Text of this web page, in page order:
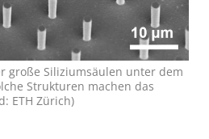
große Siliziumsäulen unter dem
Strukturen machen das
ETH Zürich)